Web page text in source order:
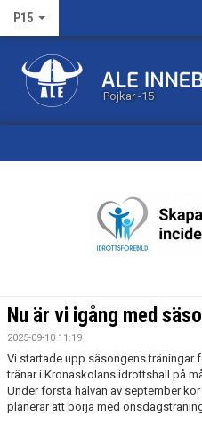
P15
Pojkar -15
BILDGALLERI
DOKUMENT
NYHETER
Nu är vi igång med
2025-09-10 11:19
Vi startade upp säsongens träningar
tränar i Kronaskolans idrottshall på
Under första halvan av september
planerar att börja med